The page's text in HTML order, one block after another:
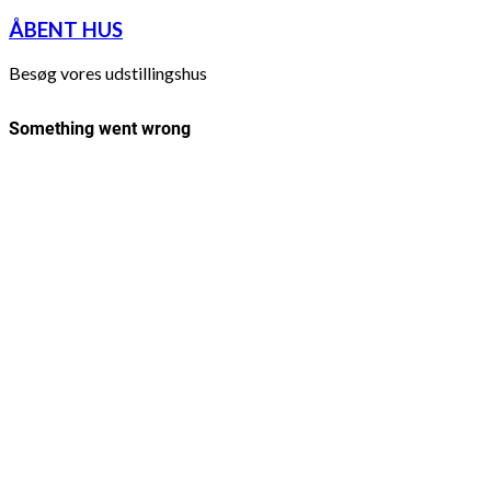
ÅBENT HUS
Besøg vores udstillingshus